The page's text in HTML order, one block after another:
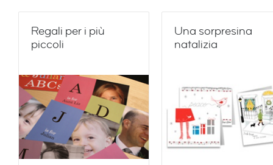
Regali per i più
piccoli
Una sorpresina
natalizia